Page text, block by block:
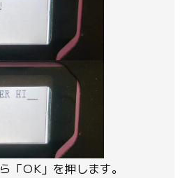
「OK」を押します。